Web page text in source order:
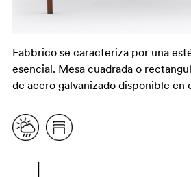
Fabbrico se caracteriza por una
esencial. Mesa cuadrada o
de acero galvanizado disponible en